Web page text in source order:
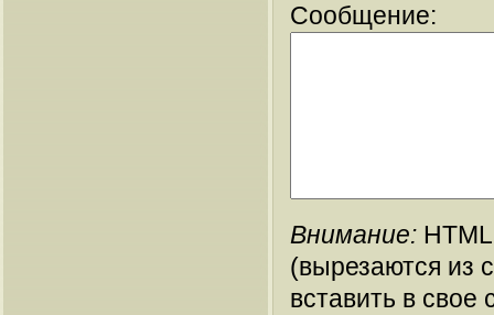
Сообщение:
Внимание:
(вырезаются из
вставить в